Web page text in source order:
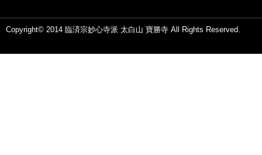
Copyright© 2014 臨済宗妙心寺派 太白山 寶勝寺 All Rights Reserved.